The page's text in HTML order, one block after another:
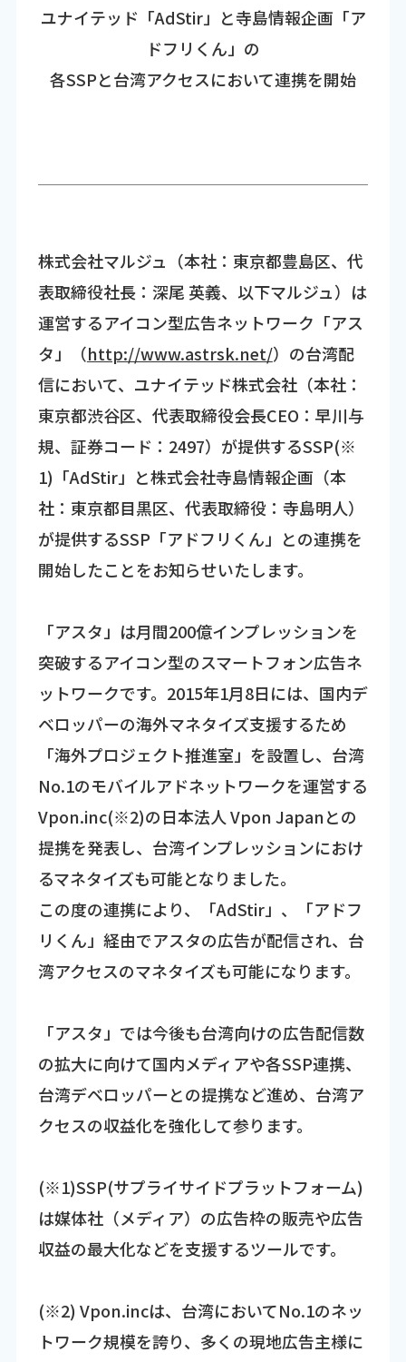
ユナイテッド「AdStir」と寺島情報企画「ア
ドフリくん」の
各SSPと台湾アクセスにおいて連携を開始
株式会社マルジュ（本社：東京都豊島区、代
表取締役社長：深尾 英義、以下マルジュ）は
運営するアイコン型広告ネットワーク「アス
タ」（http://www.astrsk.net/）の台湾配
信において、ユナイテッド株式会社（本社：
東京都渋谷区、代表取締役会長CEO：早川与
規、証券コード：2497）が提供するSSP(※
1)「AdStir」と株式会社寺島情報企画（本
社：東京都目黒区、代表取締役：寺島明人）
が提供するSSP「アドフリくん」との連携を
開始したことをお知らせいたします。
「アスタ」は月間200億インプレッションを
突破するアイコン型のスマートフォン広告ネ
ットワークです。2015年1月8日には、国内デ
ベロッパーの海外マネタイズ支援するため
「海外プロジェクト推進室」を設置し、台湾
No.1のモバイルアドネットワークを運営する
Vpon.inc(※2)の日本法人 Vpon Japanとの
提携を発表し、台湾インプレッションにおけ
るマネタイズも可能となりました。
この度の連携により、「AdStir」、「アドフ
リくん」経由でアスタの広告が配信され、台
湾アクセスのマネタイズも可能になります。
「アスタ」では今後も台湾向けの広告配信数
の拡大に向けて国内メディアや各SSP連携、
台湾デベロッパーとの提携など進め、台湾ア
クセスの収益化を強化して参ります。
(※1)SSP(サプライサイドプラットフォーム)
は媒体社（メディア）の広告枠の販売や広告
収益の最大化などを支援するツールです。
(※2) Vpon.incは、台湾においてNo.1のネッ
トワーク規模を誇り、多くの現地広告主様に